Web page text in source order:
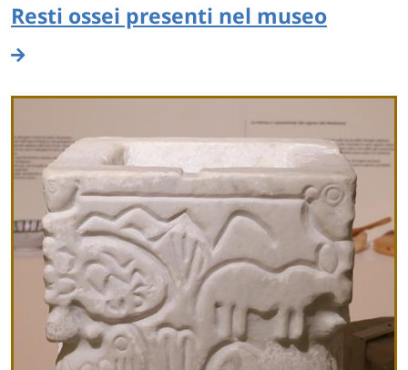
Resti ossei presenti nel museo